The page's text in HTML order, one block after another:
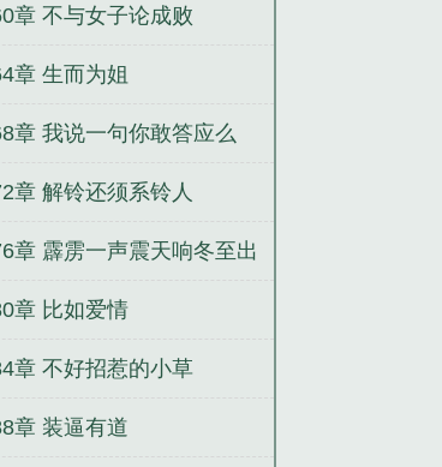
章 不与女子论成败
章 生而为姐
章 我说一句你敢答应么
章 解铃还须系铃人
章 霹雳一声震天响冬至出
章 比如爱情
章 不好招惹的小草
章 装逼有道